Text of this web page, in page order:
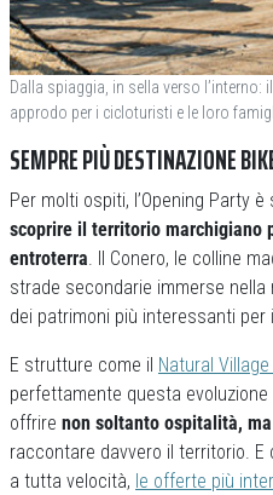
Dalla spiaggia, in sella verso l’interno:
approdo per i cicloturisti e le loro
SEMPRE PIÙ DESTINAZIONE
Per molti ospiti, l’Opening Party
scoprire il territorio marchigiano
entroterra. Il Conero, le colline
strade secondarie immerse
dei patrimoni più interessanti
E strutture come il Natural
perfettamente questa
offrire non soltanto ospitalità,
raccontare davvero il territorio.
a tutta velocità, le offerte più